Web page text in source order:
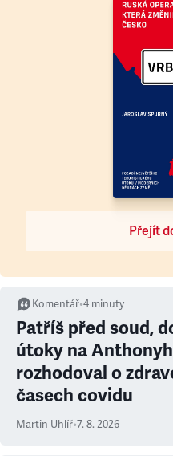
Přejít
Komentář•4 minuty
Patříš před soud,
útoky na
rozhodoval o
časech covidu
Martin Uhlíř•7. 8. 2026